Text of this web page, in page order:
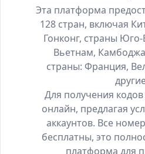
Эта платформа
128 стран, включая
Гонконг, страны
Вьетнам,
страны: Франция,
Для получения
онлайн, предлагая
аккаунтов. Все
бесплатны, это
платформа для